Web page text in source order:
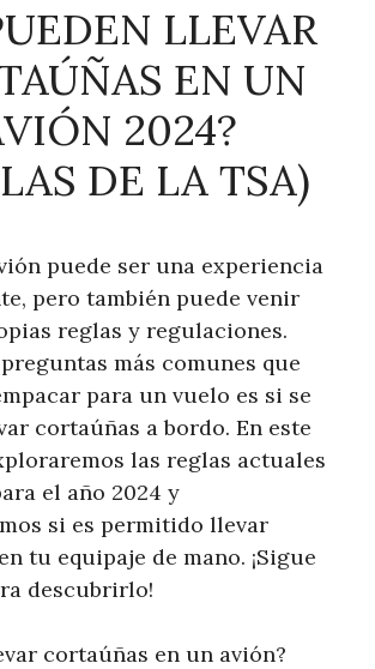
LLEVAR
EN UN
2024?
DE LA TSA)
puede ser una experiencia
pero también puede venir
reglas y regulaciones.
más comunes que
para un vuelo es si se
cortaúñas a bordo. En este
las reglas actuales
el año 2024 y
si es permitido llevar
tu equipaje de mano. ¡Sigue
descubrirlo!
cortaúñas en un avión?